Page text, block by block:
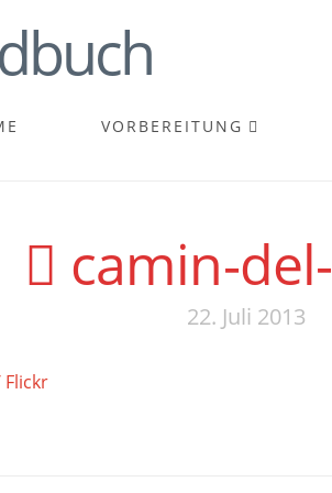
VORBEREITUNG
camin-
22. Juli 2013